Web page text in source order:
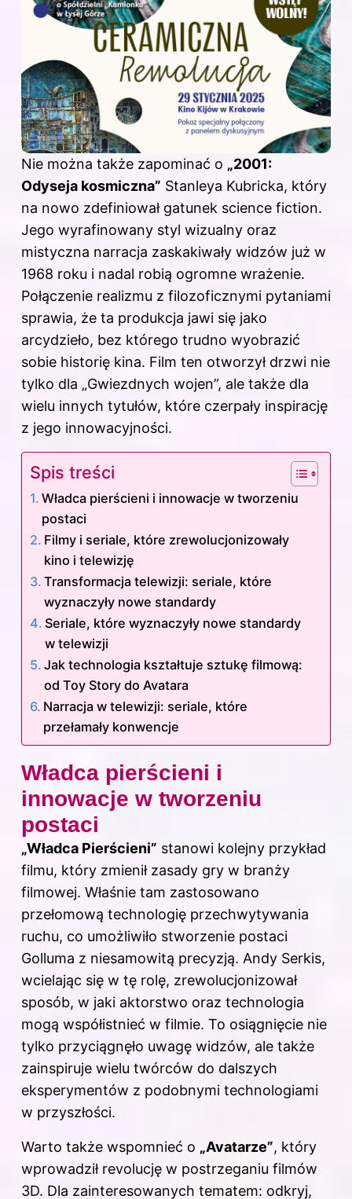
Nie można także zapominać o „2001:
Odyseja kosmiczna” Stanleya Kubricka, który
na nowo zdefiniował gatunek science fiction.
Jego wyrafinowany styl wizualny oraz
mistyczna narracja zaskakiwały widzów już w
1968 roku i nadal robią ogromne wrażenie.
Połączenie realizmu z filozoficznymi pytaniami
sprawia, że ta produkcja jawi się jako
arcydzieło, bez którego trudno wyobrazić
sobie historię kina. Film ten otworzył drzwi nie
tylko dla „Gwiezdnych wojen”, ale także dla
wielu innych tytułów, które czerpały inspirację
z jego innowacyjności.
Spis treści
Władca pierścieni i innowacje w tworzeniu
postaci
Filmy i seriale, które zrewolucjonizowały
kino i telewizję
Transformacja telewizji: seriale, które
wyznaczyły nowe standardy
Seriale, które wyznaczyły nowe standardy
w telewizji
Jak technologia kształtuje sztukę filmową:
od Toy Story do Avatara
Narracja w telewizji: seriale, które
przełamały konwencje
Władca pierścieni i
innowacje w tworzeniu
postaci
„Władca Pierścieni” stanowi kolejny przykład
filmu, który zmienił zasady gry w branży
filmowej. Właśnie tam zastosowano
przełomową technologię przechwytywania
ruchu, co umożliwiło stworzenie postaci
Golluma z niesamowitą precyzją. Andy Serkis,
wcielając się w tę rolę, zrewolucjonizował
sposób, w jaki aktorstwo oraz technologia
mogą współistnieć w filmie. To osiągnięcie nie
tylko przyciągnęło uwagę widzów, ale także
zainspiruje wielu twórców do dalszych
eksperymentów z podobnymi technologiami
w przyszłości.
Warto także wspomnieć o „Avatarze”, który
wprowadził revolucję w postrzeganiu filmów
3D. Dla zainteresowanych tematem: odkryj,